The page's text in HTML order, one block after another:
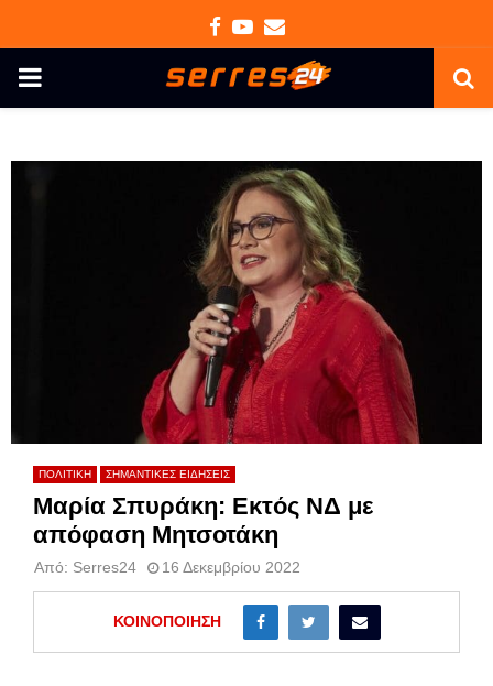
Facebook
Youtube
Email
PRIMARY
ΠΟΛΙΤΙΚΗ ΣΗΜΑΝΤΙΚΕΣ ΕΙΔΗΣΕΙΣ
Μαρία Σπυράκη: Εκτός ΝΔ με
απόφαση Μητσοτάκη
Από: Serres24 16 Δεκεμβρίου 2022
ΚΟΙΝΟΠΟΊΗΣΗ